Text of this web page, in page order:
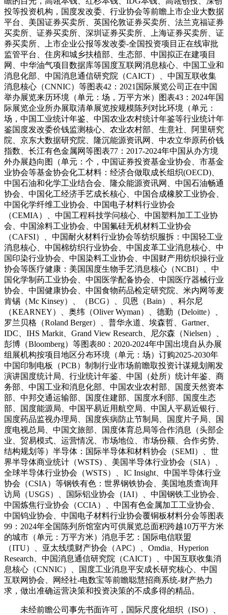
投等投资机构，国度发改委、行业协会等前瞻上市企业大数据
平台、美国证券买卖所、英国伦敦证券买卖所、法兰克福证券
买卖所、证券买卖所、深圳证券买卖所、上海证券买卖所、证
券买卖所、上市企业公报等发改委-全国投资项目正在线审批
监管平台、住房和城乡扶植部、生态部、中国拟正在建项目
网、中华油气项目数据库等国度互联网消息核心、中国工业和
消息化部、中国消息通信研究院（CAICT）、中国互联收集
消息核心（CNNIC）等图表42：2021国际展览公司正在中国
举办展览来历环境（单元：场，万平方米）图表43：2024年国
际展览企业所办展取清单展览按规模陈列对比环境（单元：
场，中国工业统计年鉴、中国农业农村统计年鉴等行业统计年
鉴国度发改委价钱监测核心、农业农村部、生意社、阿里研究
院、京东大数据研究院、隆沉能源资讯网、中农立华原药价钱
指数、长江有色金属网等图表77：2017-2024年中国从办方境
外办展趋向图（单元：个，中国证券投资基金业协会、市基金
业协会等基金协会化工材料：经济合做取成长组织(OECD)、
中国石油和化学工业结合会、隆众能源资讯网、中国石油畅通
协会、中国化工经济手艺成长核心、中国合成橡胶工业协会、
中国化学纤维工业协会、中国电子材料行业协会
（CEMIA）、中国工程科技学问核心、中国塑料加工工业协
会、中国涂料工业协会、中国氟硅无机材料工业协会
（CAFSI）、中国耐火材料行业协会等纺织服拆：中国轻工业
消息核心、中国棉纺织行业协会、中国皮革工业消息核心、中
国印染行业协会、中国染料工业协会、中国财产用纺织操行业
协会等医疗健康：美国国度生物手艺消息核心（NCBI）、中
国化学制药工业协会、中国医学配备协会、中国医疗器械行业
协会、中国健康协会、中国食物药品检定研究院、米内网等麦
肯锡（Mc Kinsey）、（BCG）、贝恩（Bain）、科尔尼
（KEARNEY）、奥纬（Oliver Wyman）、德勤（Deloitte）、
罗兰贝格（Roland Berger）、普华永道、埃森哲、Gartner、
IDC、IHS Markit、Grand View Research、尼尔森（Nielsen）、
彭博（Bloomberg）等图表80：2020-2024年中国出境自从办展
组展机构按项目地区分布环境（单元：场）订购2025-2030年
中国印制电板（PCB）制制行业市场前瞻取投资计谋规划阐发
演讲国度统计局、行业统计年鉴、中国（处所）统计年鉴、商
务部、中国工业和消息化部、中国农业农村部、国度天然资本
部、中邦交通运输部、国度住建部、国度水利部、国度生态
部、国度能源局、中国平易近用航空局、中国人平易近银行、
国度药品监视办理局、国度疾病防止节制局、国度片子局、国
度电视总局、中国文旅部、国度体育总局等合作消息（头部企
业、贸易模式、运营情况、市场地位、市场份额、合作劣势、
结构规划等）半导体：国际半导体和材料协会（SEMI）、世
界半导体商业统计（WSTS) 、美国半导体行业协会（SIA）、
全球半导体行业协会（WSTS）、IC Insight、中国半导体行业
协会（CSIA）等钢铁有色：世界钢铁协会、美国地质查询拜
访局（USGS）、国际铝业协会（IAI）、中国钢铁工业协会、
中国炼焦行业协会（CCIA）、中国有色金属加工工业协会、
中国钨业协会、中国电子材料行业协会覆铜板材料分会等图表
99：2024年全国陈列所馆室内可供展览总面积跨越10万平方米
的城市（单元：万平方米）消息手艺：国际电信联盟
（ITU）、亚太线缆财产协会（APC）、Omdia、Hyperion
Research、中国消息通信研究院（CAICT）、中国互联收集消
息核心（CNNIC）、国度工业消息平安成长研究核心、中国
互联网协会、网经社-电数宝等前瞻聪慧招商系统-财产热力
求，做出准确运营决策和投资决策的不成多得的精品。
未经前瞻公司事先书面许可，国际尺度化组织（ISO）、